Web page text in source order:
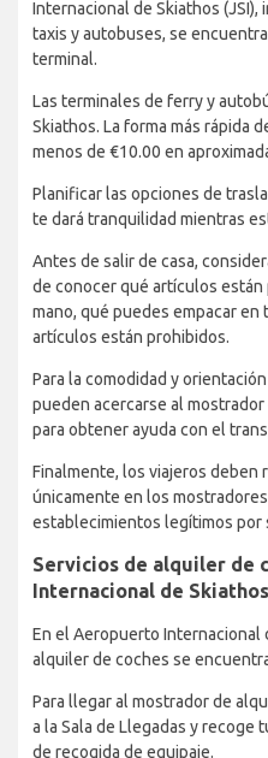
Internacional de Skiathos
taxis y autobuses, se
terminal.
Las terminales de ferry y
Skiathos. La forma más rápida
menos de €10.00 en
Planificar las opciones de
te dará tranquilidad mientras
Antes de salir de casa,
de conocer qué artículos
mano, qué puedes empacar
artículos están prohibidos.
Para la comodidad y
pueden acercarse al
para obtener ayuda con el
Finalmente, los viajeros deben
únicamente en los
establecimientos legítimos por
Servicios de alquiler de
Internacional de Skiathos
En el Aeropuerto Internacional
alquiler de coches se
Para llegar al mostrador de
a la Sala de Llegadas y recoge
de recogida de equipaje.